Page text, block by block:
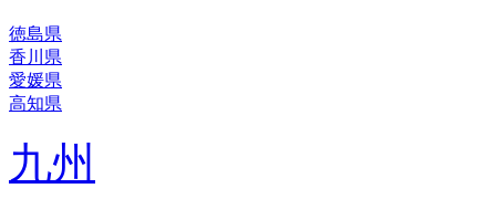
徳島県
香川県
愛媛県
高知県
九州